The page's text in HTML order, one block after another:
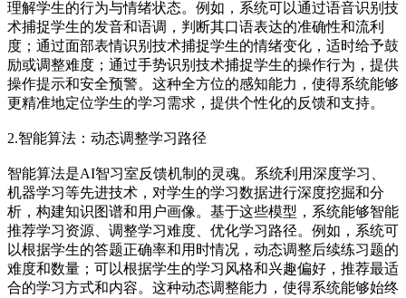
理解学生的行为与情绪状态。例如，系统可以通过语音识别技
术捕捉学生的发音和语调，判断其口语表达的准确性和流利
度；通过面部表情识别技术捕捉学生的情绪变化，适时给予鼓
励或调整难度；通过手势识别技术捕捉学生的操作行为，提供
操作提示和安全预警。这种全方位的感知能力，使得系统能够
更精准地定位学生的学习需求，提供个性化的反馈和支持。
2.智能算法：动态调整学习路径
智能算法是AI智习室反馈机制的灵魂。系统利用深度学习、
机器学习等先进技术，对学生的学习数据进行深度挖掘和分
析，构建知识图谱和用户画像。基于这些模型，系统能够智能
推荐学习资源、调整学习难度、优化学习路径。例如，系统可
以根据学生的答题正确率和用时情况，动态调整后续练习题的
难度和数量；可以根据学生的学习风格和兴趣偏好，推荐最适
合的学习方式和内容。这种动态调整能力，使得系统能够始终